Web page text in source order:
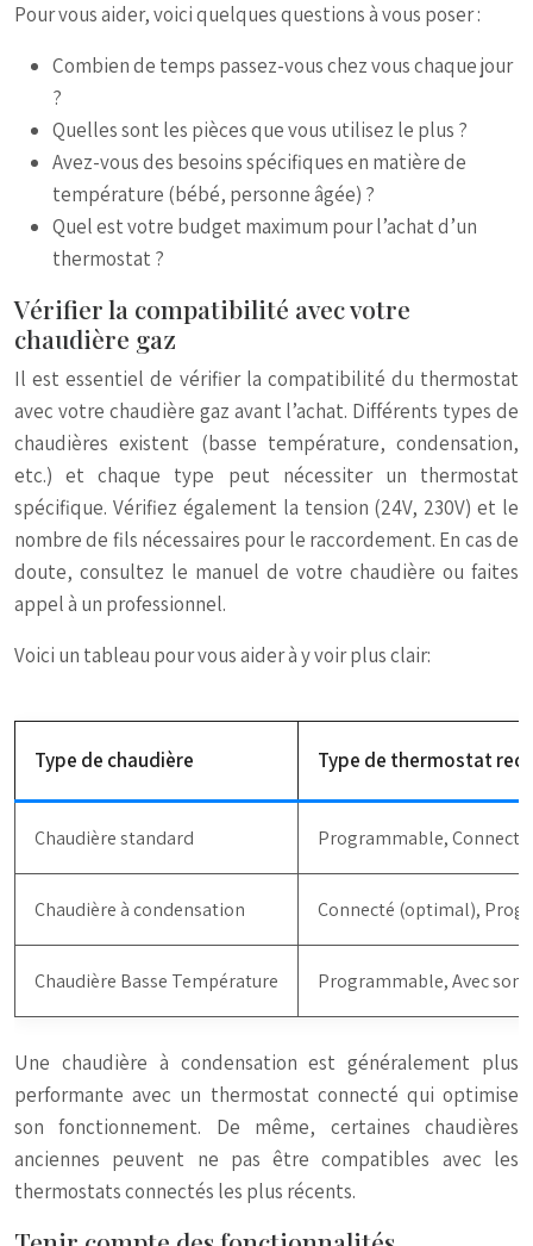
Pour vous aider, voici quelques questions à vous poser :
Combien de temps passez-vous chez vous chaque jour
?
Quelles sont les pièces que vous utilisez le plus ?
Avez-vous des besoins spécifiques en matière de
température (bébé, personne âgée) ?
Quel est votre budget maximum pour l’achat d’un
thermostat ?
Vérifier la compatibilité avec votre
chaudière gaz
Il est essentiel de vérifier la compatibilité du thermostat
avec votre chaudière gaz avant l’achat. Différents types de
chaudières existent (basse température, condensation,
etc.) et chaque type peut nécessiter un thermostat
spécifique. Vérifiez également la tension (24V, 230V) et le
nombre de fils nécessaires pour le raccordement. En cas de
doute, consultez le manuel de votre chaudière ou faites
appel à un professionnel.
Voici un tableau pour vous aider à y voir plus clair:
Type de chaudière Type de thermostat
Chaudière standard Programmable, Connecté
Chaudière à condensation Connecté (optimal),
Chaudière Basse Température Programmable, Avec
Une chaudière à condensation est généralement plus
performante avec un thermostat connecté qui optimise
son fonctionnement. De même, certaines chaudières
anciennes peuvent ne pas être compatibles avec les
thermostats connectés les plus récents.